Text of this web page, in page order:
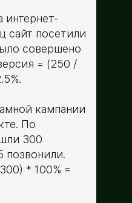
интернет-
сайт посетили
совершено
= (250 /
кампании
По
300
позвонили.
* 100% =